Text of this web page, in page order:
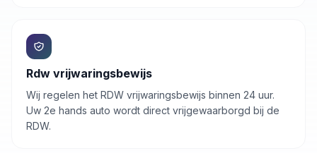
Rdw vrijwaringsbewijs
Wij regelen het RDW vrijwaringsbewijs binnen 24 uur.
Uw 2e hands auto wordt direct vrijgewaarborgd bij de
RDW.